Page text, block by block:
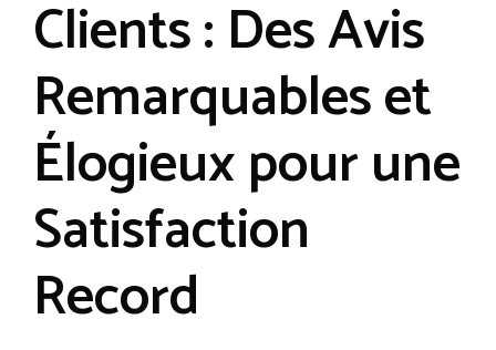
Clients : Des Avis
Remarquables et
Élogieux pour une
Satisfaction
Record